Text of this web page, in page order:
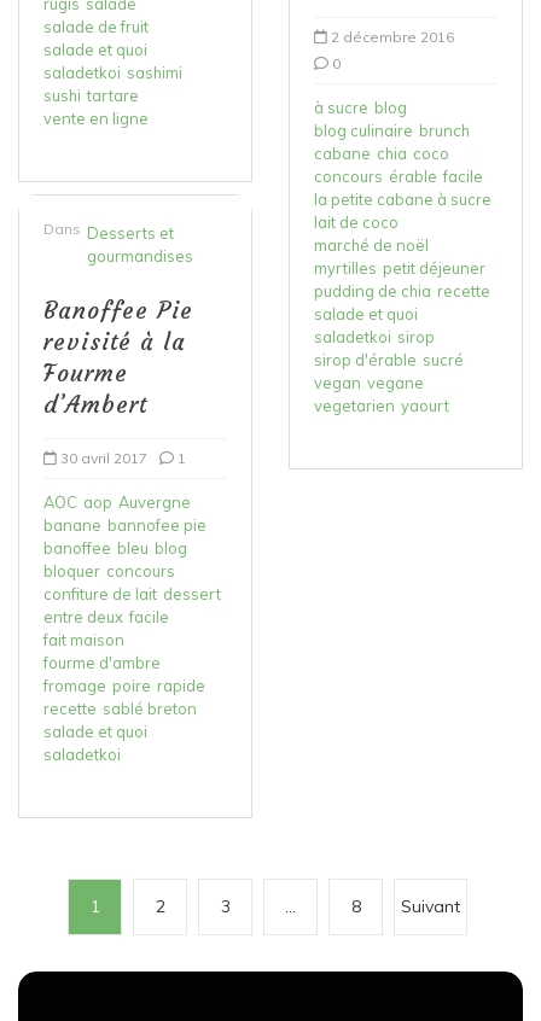
salade de fruit
salade et quoi
saladetkoi sashimi
sushi tartare
vente en ligne
Dans Desserts et
gourmandises
Banoffee Pie
revisité à la
Fourme
d’Ambert
30 avril 2017 1
AOC aop Auvergne
banane bannofee pie
banoffee bleu blog
bloquer concours
confiture de lait dessert
entre deux facile
fait maison
fourme d'ambre
fromage poire rapide
recette sablé breton
salade et quoi
saladetkoi
2 décembre 2016
0
à sucre blog
blog culinaire brunch
cabane chia coco
concours érable facile
la petite cabane à sucre
lait de coco
marché de noël
myrtilles petit déjeuner
pudding de chia recette
salade et quoi
saladetkoi sirop
sirop d'érable sucré
vegan vegane
vegetarien yaourt
g
1 2 3 … 8 Suivant